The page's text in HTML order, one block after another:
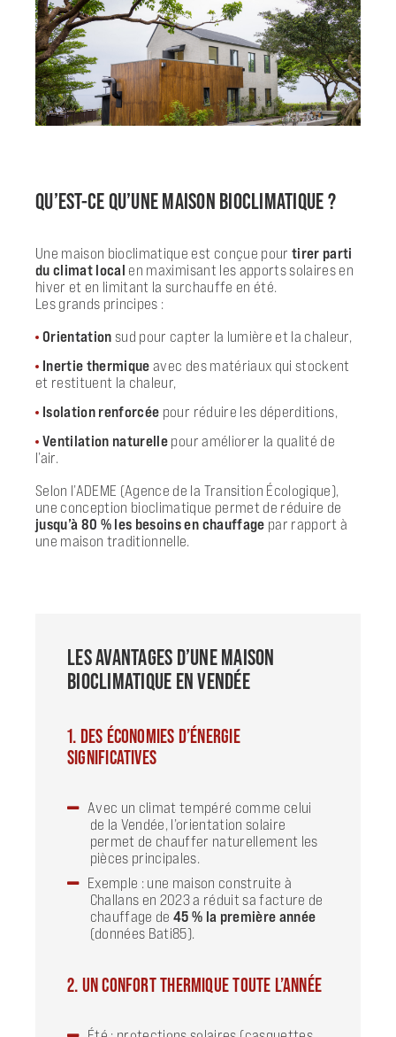
QU’EST-CE QU’UNE MAISON BIOCLIMATIQUE ?
Une maison bioclimatique est conçue pour tirer parti
du climat local en maximisant les apports solaires en
hiver et en limitant la surchauffe en été.
Les grands principes :
Orientation sud pour capter la lumière et la chaleur,
Inertie thermique avec des matériaux qui stockent
et restituent la chaleur,
Isolation renforcée pour réduire les déperditions,
Ventilation naturelle pour améliorer la qualité de
l’air.
Selon l’ADEME (Agence de la Transition Écologique),
une conception bioclimatique permet de réduire de
jusqu’à 80 % les besoins en chauffage par rapport à
une maison traditionnelle.
LES AVANTAGES D’UNE MAISON
BIOCLIMATIQUE EN VENDÉE
1. DES ÉCONOMIES D’ÉNERGIE
SIGNIFICATIVES
Avec un climat tempéré comme celui
de la Vendée, l’orientation solaire
permet de chauffer naturellement les
pièces principales.
Exemple : une maison construite à
Challans en 2023 a réduit sa facture de
chauffage de 45 % la première année
(données Bati85).
2. UN CONFORT THERMIQUE TOUTE L’ANNÉE